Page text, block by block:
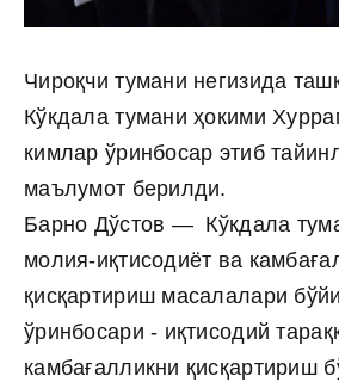
Чироқчи тумани негизида
Кўкдала тумани ҳокими
кимлар ўринбосар этиб
маълумот берилди.
Барно Дўстов — Кўкдала
молия-иқтисодиёт ва
қисқартириш масалалари
ўринбосари - иқтисодий
камбағалликни қисқартириш